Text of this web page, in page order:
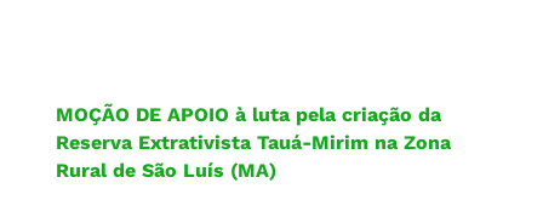
MOÇÃO DE APOIO à luta pela criação da
Reserva Extrativista Tauá-Mirim na Zona
Rural de São Luís (MA)